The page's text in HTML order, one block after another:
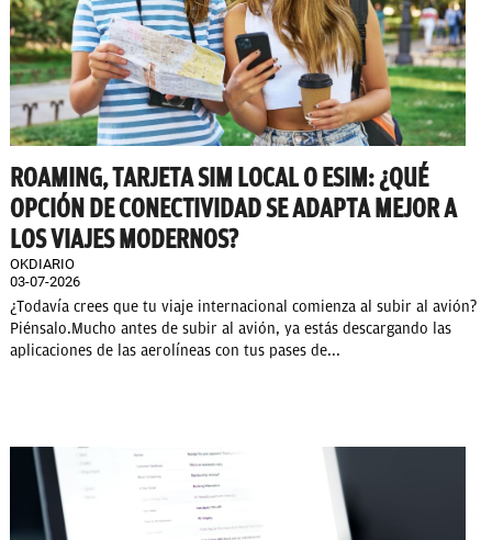
ROAMING, TARJETA SIM LOCAL O ESIM: ¿QUÉ
OPCIÓN DE CONECTIVIDAD SE ADAPTA MEJOR A
LOS VIAJES MODERNOS?
OKDIARIO
03-07-2026
¿Todavía crees que tu viaje internacional comienza al subir al avión?
Piénsalo.Mucho antes de subir al avión, ya estás descargando las
aplicaciones de las aerolíneas con tus pases de...